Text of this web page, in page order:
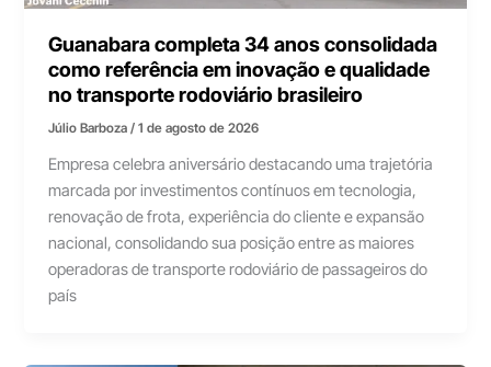
Guanabara completa 34 anos consolidada
como referência em inovação e qualidade
no transporte rodoviário brasileiro
Júlio Barboza/1 de agosto de 2026
Empresa celebra aniversário destacando uma trajetória
marcada por investimentos contínuos em tecnologia,
renovação de frota, experiência do cliente e expansão
nacional, consolidando sua posição entre as maiores
operadoras de transporte rodoviário de passageiros do
país